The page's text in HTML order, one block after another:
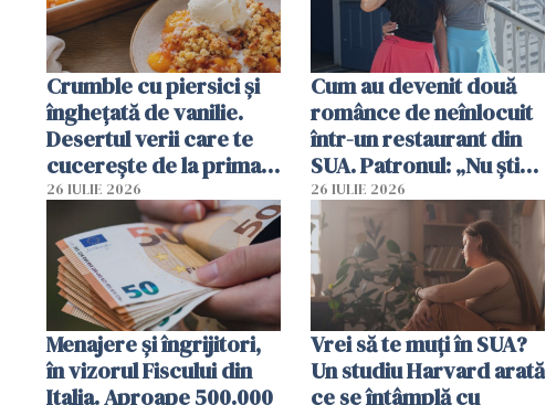
Crumble cu piersici și
înghețată de vanilie.
Desertul verii care te
cucerește de la prima
lingură
26 IULIE 2026
Cum au devenit două
românce de neînlocuit
într-un restaurant din
SUA. Patronul: „Nu știu
ce o să mă fac fără voi”
26 IULIE 2026
Menajere și îngrijitori,
în vizorul Fiscului din
Italia. Aproape 500.000
Vrei să te muți în SUA?
Un studiu Harvard arată
ce se întâmplă cu